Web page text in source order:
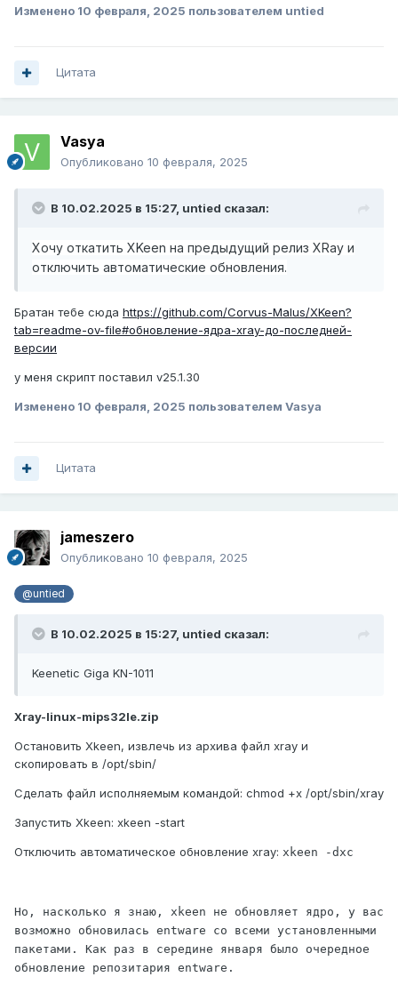
Изменено 10 февраля, 2025 пользователем untied
Цитата
Vasya
Опубликовано 10 февраля, 2025
В 10.02.2025 в 15:27, untied сказал:
Хочу откатить XKeen на предыдущий релиз XRay и
отключить автоматические обновления.
Братан тебе сюда https://github.com/Corvus-Malus/XKeen?
tab=readme-ov-file#обновление-ядра-xray-до-последней-
версии
у меня скрипт поставил v25.1.30
Изменено 10 февраля, 2025 пользователем Vasya
Цитата
jameszero
Опубликовано 10 февраля, 2025
@untied
В 10.02.2025 в 15:27, untied сказал:
Keenetic Giga KN-1011
Xray-linux-mips32le.zip
Остановить Xkeen, извлечь из архива файл xray и
скопировать в /opt/sbin/
Сделать файл исполняемым командой: chmod +x /opt/sbin/xray
Запустить Xkeen: xkeen -start
Отключить автоматическое обновление xray: xkeen -dxc
Но, насколько я знаю, xkeen не обновляет ядро, у вас
возможно обновилась entware со всеми установленными
пакетами. Как раз в середине января было очередное
обновление репозитария entware.